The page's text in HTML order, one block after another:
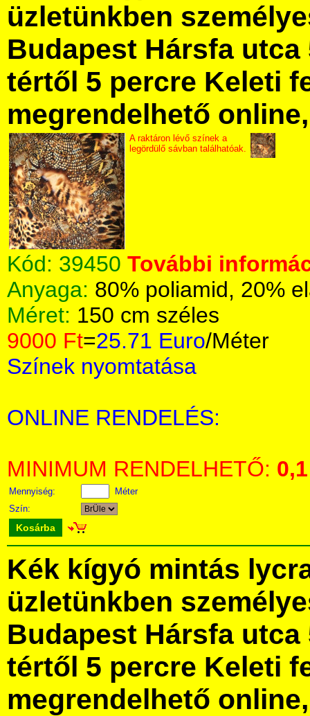
üzletünkben
Budapest Hársfa utca
tértől 5 percre Keleti
megrendelhető
A raktáron lévő színek a
legördülő sávban találhatóak.
Kód: 39450 További
Anyaga: 80% poliamid, 20%
Méret: 150 cm széles
9000 Ft=25.71 Euro/Méter
Színek nyomtatása
ONLINE RENDELÉS:
MINIMUM RENDELHETŐ: 0,1
Mennyiség:
Méter
Szín:
Kosárba
Kék kígyó mintás
üzletünkben
Budapest Hársfa utca
tértől 5 percre Keleti
megrendelhető